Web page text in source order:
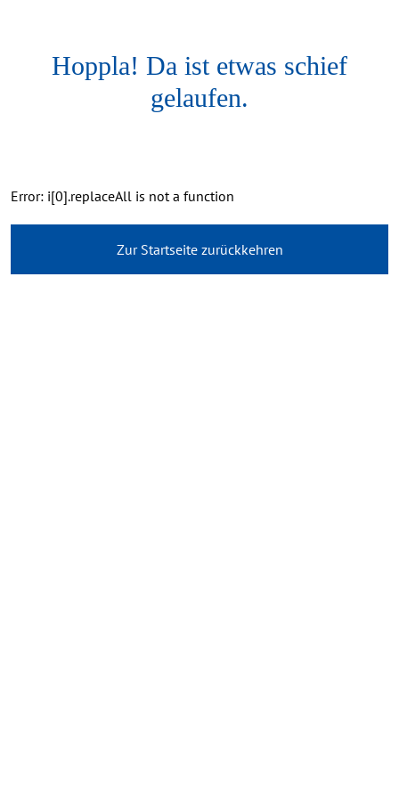
Hoppla! Da ist etwas schief
gelaufen.
Error: i[0].replaceAll is not a function
Zur Startseite zurückkehren